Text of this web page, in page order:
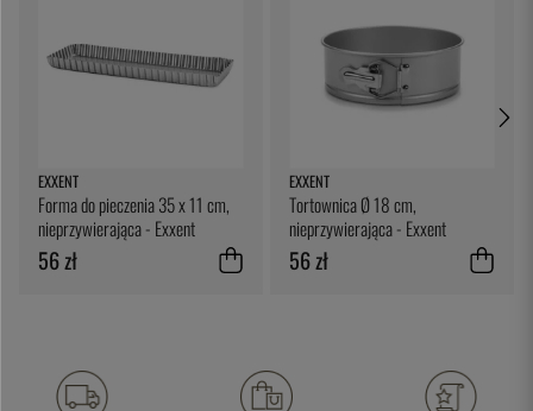
EXXENT
Forma do pieczenia 35 x 11 cm,
nieprzywierająca - Exxent
56 zł
EXXENT
Tortownica Ø 18 cm,
nieprzywierająca - Exxent
56 zł